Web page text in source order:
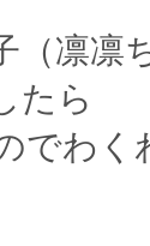
（凛凛
たら
でわく